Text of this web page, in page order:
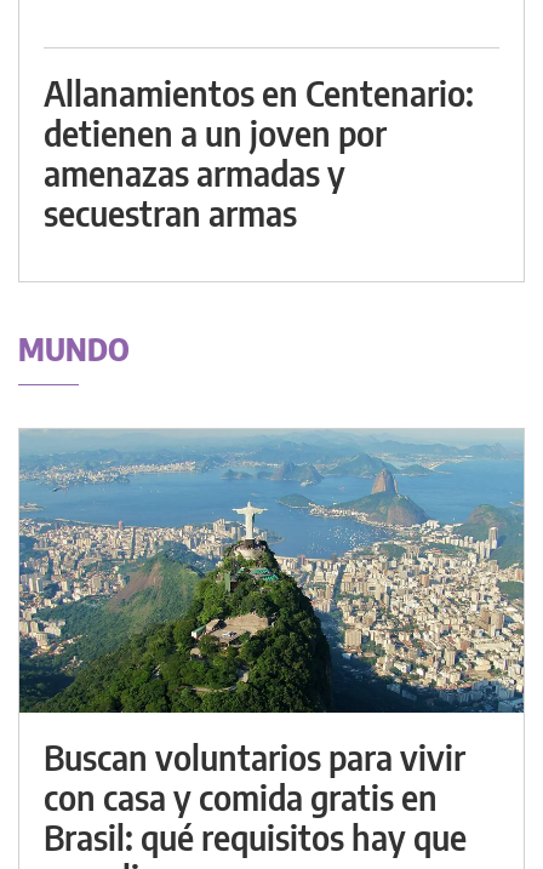
Allanamientos en Centenario:
detienen a un joven por
amenazas armadas y
secuestran armas
MUNDO
Buscan voluntarios para vivir
con casa y comida gratis en
Brasil: qué requisitos hay que